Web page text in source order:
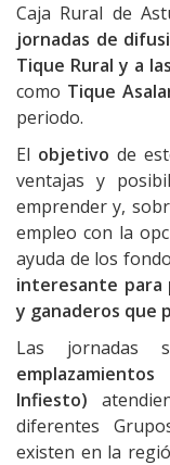
Caja Rural de
jornadas de
Tique Rural y a
como Tique
periodo.
El objetivo de
ventajas y
emprender y,
empleo con la
ayuda de los
interesante para
y ganaderos que
Las jornadas
Infiesto)
diferentes
existen en la